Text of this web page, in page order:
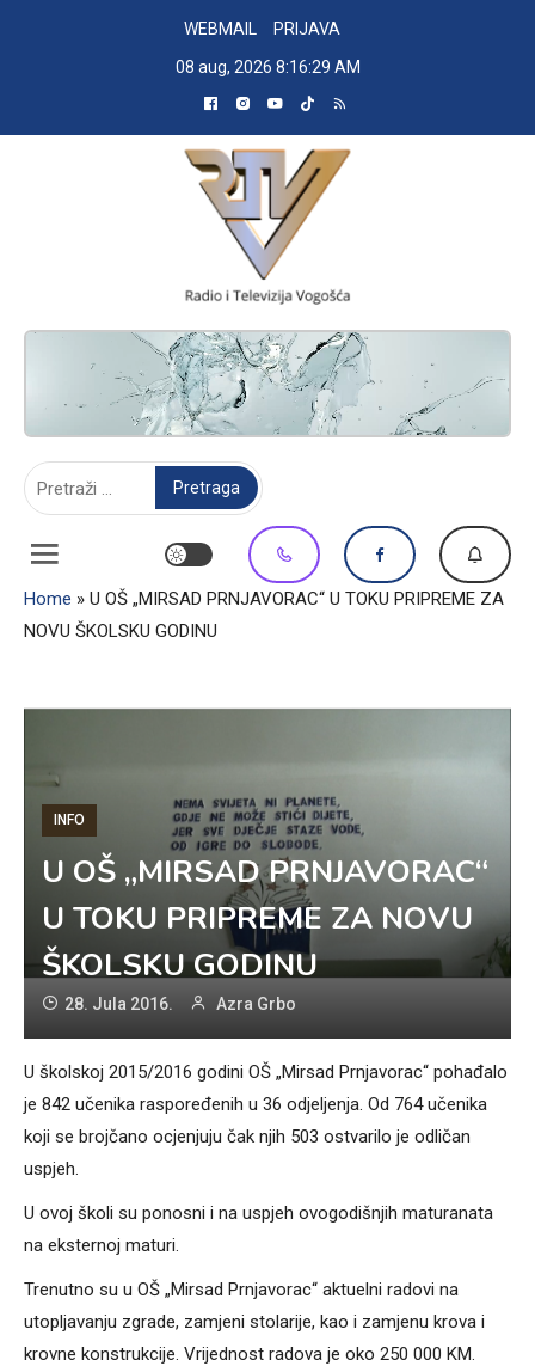
WEBMAIL
PRIJAVA
08 aug, 2026 8:16:30 AM
RADIO TELEVIZIJA VOGOŠĆA
Home » U OŠ „MIRSAD PRNJAVORAC“ U TOKU PRIPREME ZA
NOVU ŠKOLSKU GODINU
INFO
U OŠ „MIRSAD PRNJAVORAC“
U TOKU PRIPREME ZA NOVU
ŠKOLSKU GODINU
28. Jula 2016. Azra Grbo
U školskoj 2015/2016 godini OŠ „Mirsad Prnjavorac“ pohađalo
je 842 učenika raspoređenih u 36 odjeljenja. Od 764 učenika
koji se brojčano ocjenjuju čak njih 503 ostvarilo je odličan
uspjeh.
U ovoj školi su ponosni i na uspjeh ovogodišnjih maturanata
na eksternoj maturi.
Trenutno su u OŠ „Mirsad Prnjavorac“ aktuelni radovi na
utopljavanju zgrade, zamjeni stolarije, kao i zamjenu krova i
krovne konstrukcije. Vrijednost radova je oko 250 000 KM.